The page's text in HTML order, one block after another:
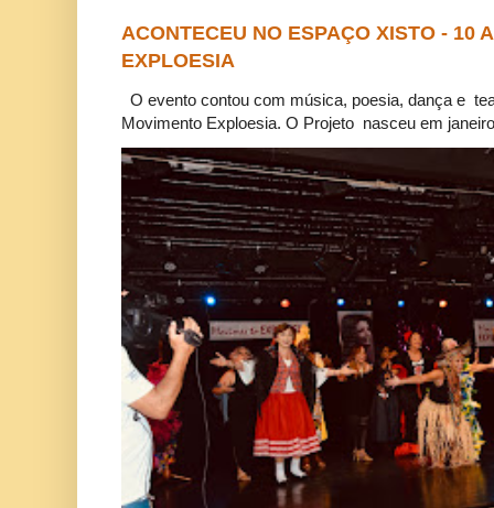
ACONTECEU NO ESPAÇO XISTO - 10
EXPLOESIA
O evento contou com música, poesia, dança e
Movimento Exploesia. O Projeto nasceu em